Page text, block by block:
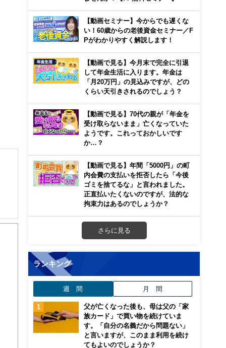
【動画セミナー】今からでも遅くな
い！60歳からの老後資金セミナー／F
Pがわかりやすく解説します！
【動画で見る】今月末で完全に引退
して年金生活に入ります。年金は
「月20万円」の見込みですが、どの
くらい天引きされるのでしょう？
【動画で見る】70代の親が「年金を
受け取らないまま」亡くなっていた
ようです。これっておかしいです
か…？
【動画で見る】年間「5000円」の町
内会費の支払いを拒否したら「今後
ゴミを捨てるな」と言われました。
正直払いたくないのですが、法的な
拘束力はあるのでしょうか？
さらに見る
ランキング
週 間 月 間
父が亡くなった後も、母は父の「家
族カード」で買い物を続けていま
す。「自分の名義だから問題ない」
と言いますが、このまま利用を続け
てもよいのでしょうか？